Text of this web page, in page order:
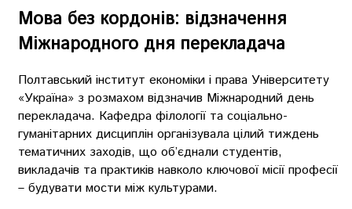
Мова без кордонів: відзначення
Міжнародного дня перекладача
Полтавський інститут економіки і права Університету
«Україна» з розмахом відзначив Міжнародний день
перекладача. Кафедра філології та соціально-
гуманітарних дисциплін організувала цілий тиждень
тематичних заходів, що об’єднали студентів,
викладачів та практиків навколо ключової місії професії
– будувати мости між культурами.